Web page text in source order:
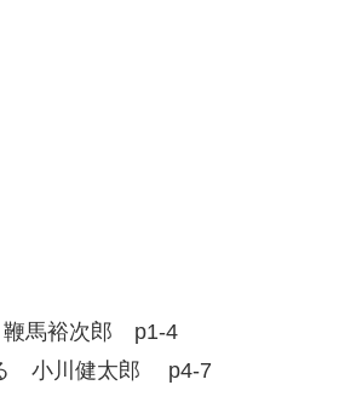
鞭馬裕次郎 p1-4
る 小川健太郎 p4-7